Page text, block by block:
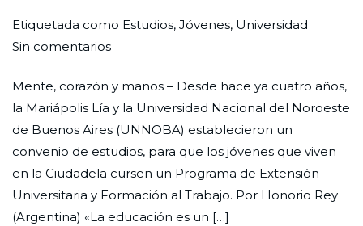
Por
Redaccion
Nueva
Publicada
el
de
octubre
de
2023
Publicada
en
Etiquetada como Estudios, Jóvenes, Universidad
Sin comentariosen
futuro
Mente, corazón y manos – Desde hace ya cuatro años,
la Mariápolis Lía y la Universidad Nacional del Noroeste
de Buenos Aires (UNNOBA) establecieron un
convenio de estudios, para que los jóvenes que viven
en la Ciudadela cursen un Programa de Extensión
Universitaria y Formación al Trabajo. Por Honorio Rey
(Argentina) «La educación es un […]